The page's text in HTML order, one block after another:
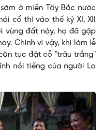
ở miền Tây Bắc nước
cổ thì vào thế kỷ XI, XII
vùng đất này, họ đã gặp
Chính vì vậy, khi làm lễ
tục đặt cỗ "trâu trắng"
nổi tiếng của người La